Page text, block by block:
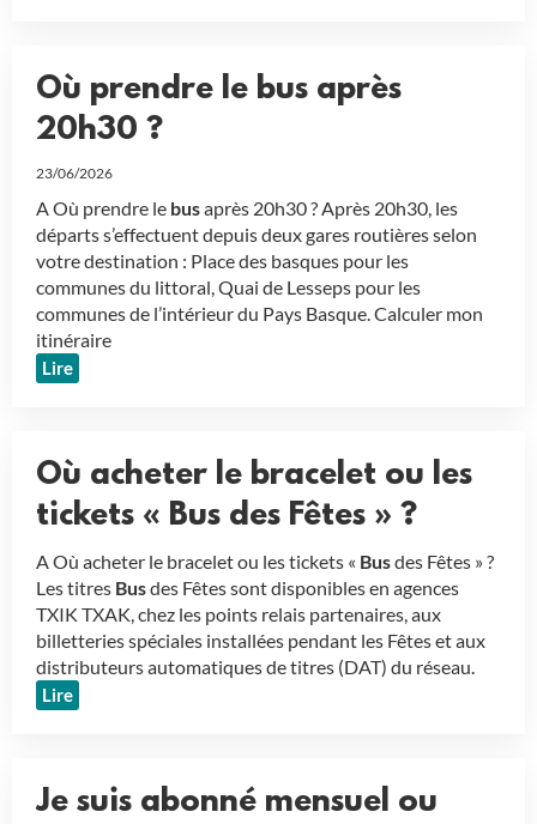
Où prendre le bus après
20h30 ?
23/06/2026
A Où prendre le busaprès 20h30 ? Après 20h30, les
départs s’effectuent depuis deux gares routières selon
votre destination : Place des basques pour les
communes du littoral, Quai de Lesseps pour les
communes de l’intérieur du Pays Basque. Calculer mon
itinéraire
Lire
Où acheter le bracelet ou les
tickets « Bus des Fêtes » ?
A Où acheter le bracelet ou les tickets « Busdes Fêtes » ?
Les titres Busdes Fêtes sont disponibles en agences
TXIK TXAK, chez les points relais partenaires, aux
billetteries spéciales installées pendant les Fêtes et aux
distributeurs automatiques de titres (DAT) du réseau.
Lire
Je suis abonné mensuel ou